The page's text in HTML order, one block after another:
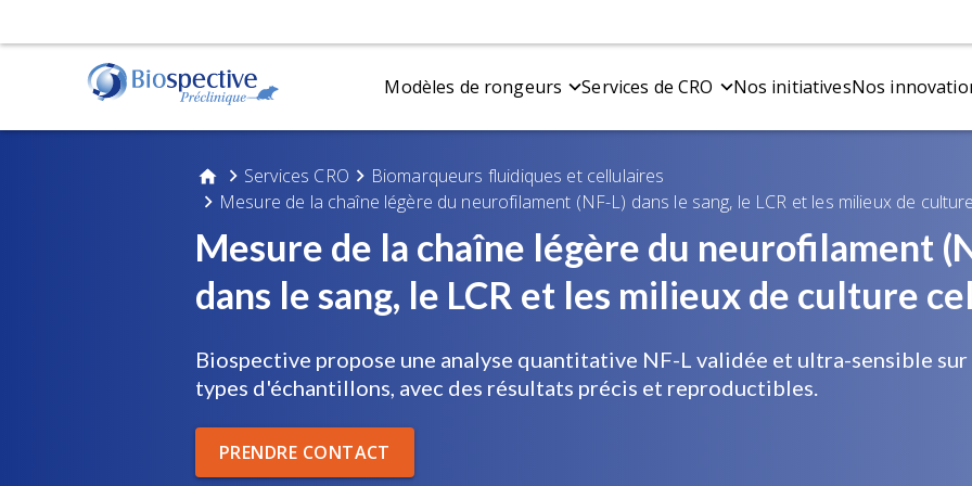
Modèles de rongeurs
Modèles de sclérose latérale
amyotrophique (SLA)
Modèles transgéniques de TDP-43
Modèles de la maladie d'Alzheimer et des
tauopathies
Modèles transgéniques de bêta-amyloïde
Modèle de co-pathologie amyloïde bêta et tau
Modèles de
Modèle de
Modèles de cuprizone
Services de CRO
Services animaliers
Chirurgie stéréotaxique
Prélèvement de liquides et de tissus
Tests comportementaux
Fonction motrice et sensorielle
Sommeil et cognition
Histologie et analyse tissulaire
Immunohistochimie (IHC) | Services de coloration et d'analyse
Immunofluorescence | Services de marquage multiplexe
Biologie spatiale
Plaques amyloïdes
Nos initiativesNos
Services CRO
Biomarqueurs fluidiques et cellulaires
Mesure de la chaîne légère du neurofilament (NF-L) dans le sang, le LCR et les milieux de
Mesure de la chaîne légère du neurofilament
dans le sang, le LCR et les milieux de culture
Biospective propose une analyse quantitative NF-L validée et ultra-sensible
types d'échantillons, avec des résultats précis et reproductibles.
PRENDRE CONTACT